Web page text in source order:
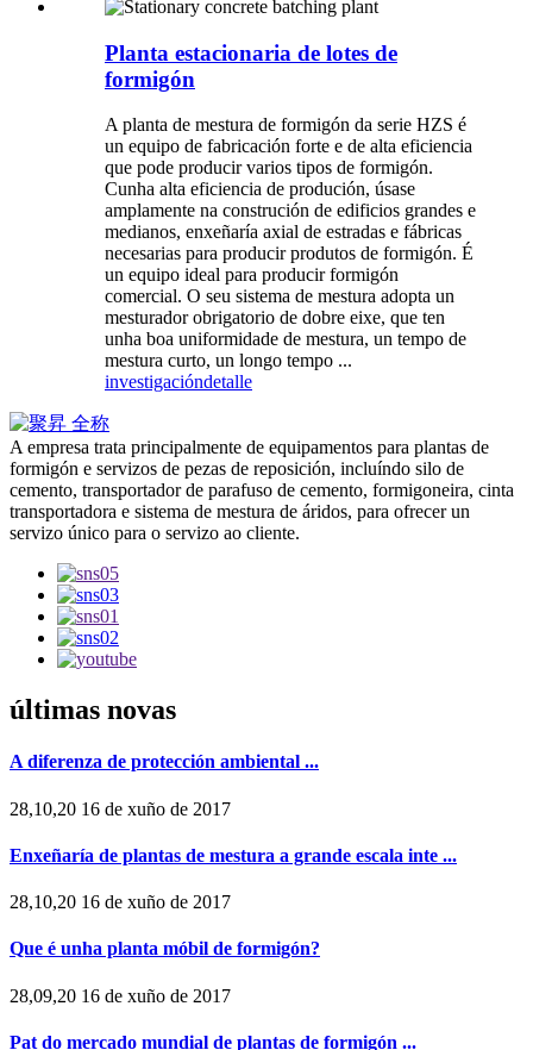
Planta estacionaria de lotes de
formigón
A planta de mestura de formigón da serie HZS é
un equipo de fabricación forte e de alta eficiencia
que pode producir varios tipos de formigón.
Cunha alta eficiencia de produción, úsase
amplamente na construción de edificios grandes e
medianos, enxeñaría axial de estradas e fábricas
necesarias para producir produtos de formigón. É
un equipo ideal para producir formigón
comercial. O seu sistema de mestura adopta un
mesturador obrigatorio de dobre eixe, que ten
unha boa uniformidade de mestura, un tempo de
mestura curto, un longo tempo ...
investigacióndetalle
A empresa trata principalmente de equipamentos para plantas de
formigón e servizos de pezas de reposición, incluíndo silo de
cemento, transportador de parafuso de cemento, formigoneira, cinta
transportadora e sistema de mestura de áridos, para ofrecer un
servizo único para o servizo ao cliente.
últimas novas
A diferenza de protección ambiental ...
28,10,20 16 de xuño de 2017
Enxeñaría de plantas de mestura a grande escala inte ...
28,10,20 16 de xuño de 2017
Que é unha planta móbil de formigón?
28,09,20 16 de xuño de 2017
Pat do mercado mundial de plantas de formigón ...